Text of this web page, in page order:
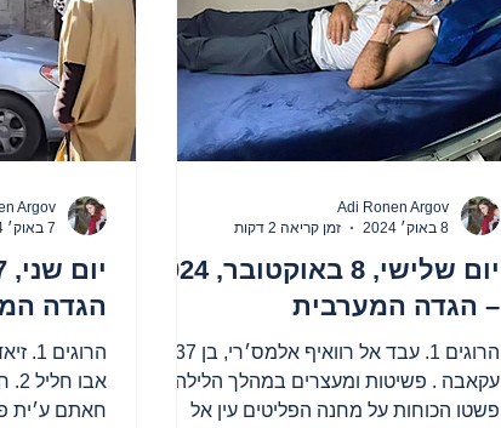
יום שלישי, 8 באוקטובר, 2024
– הגדה המערבית
עקאבה . פשיטות ומעצרים במהלך הלילה
פשטו הכוחות על מחנה הפליטים עין אל
Adi Ronen Argov
8 באוק׳ 2024
זמן קריאה 2 דקות
הגדה
חאתם ע׳ית
Argov
7 באוק׳ 2024